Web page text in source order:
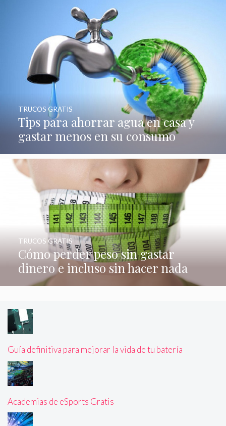
Tips para ahorrar agua en casa y
gastar menos en su consumo
TRUCOS GRATIS
Cómo perder peso sin gastar
dinero e incluso sin hacer nada
TRUCOS GRATIS
Guía definitiva para mejorar la vida de tu batería
Academias de eSports Gratis